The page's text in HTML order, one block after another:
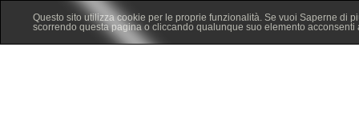
Questo sito utilizza cookie per le proprie funzionalità. Se vuoi Saperne di
scorrendo questa pagina o cliccando qualunque suo elemento acconsenti